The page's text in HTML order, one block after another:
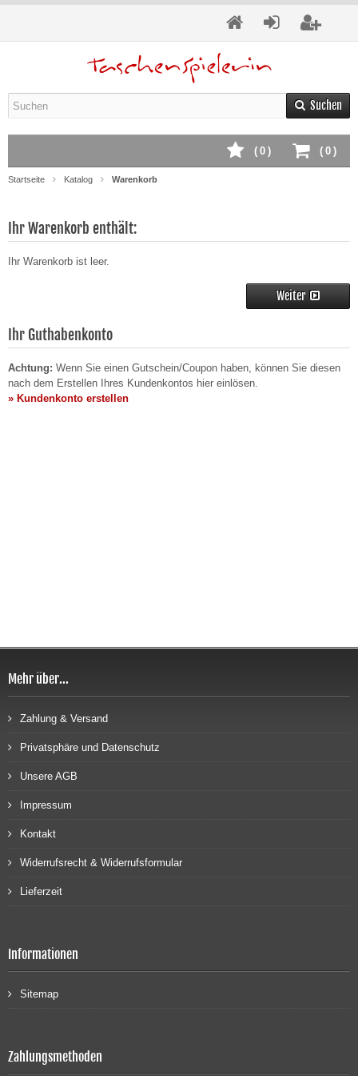
Suchen
( 0 )
( 0 )
Startseite Katalog Warenkorb
Ihr Warenkorb enthält:
Ihr Warenkorb ist leer.
Weiter
Ihr Guthabenkonto
Achtung: Wenn Sie einen Gutschein/Coupon haben, können Sie diesen
nach dem Erstellen Ihres Kundenkontos hier einlösen.
» Kundenkonto erstellen
Mehr über...
Zahlung & Versand
Privatsphäre und Datenschutz
Unsere AGB
Impressum
Kontakt
Widerrufsrecht & Widerrufsformular
Lieferzeit
Informationen
Sitemap
Zahlungsmethoden